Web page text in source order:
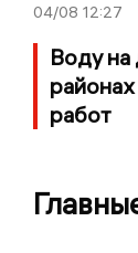
04/08 12:27
Воду на
работ